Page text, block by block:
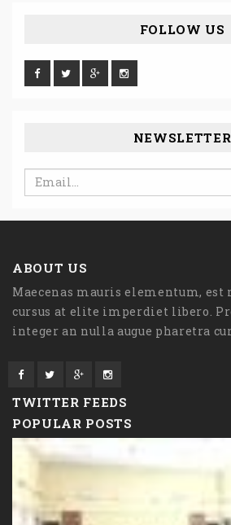
FOLLOW US
NEWSLETTER
ABOUT US
Maecenas mauris elementum,
cursus at elite imperdiet libero.
integer an nulla augue pharetra
TWITTER FEEDS
POPULAR POSTS